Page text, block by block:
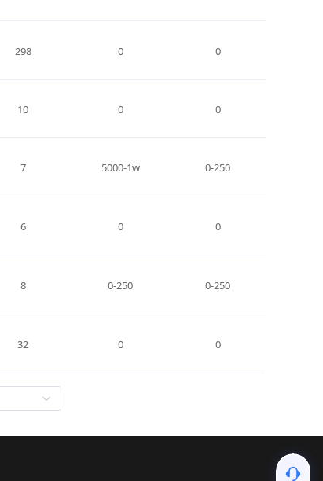
298 0 0
10 0 0
7 5000-1w 0-250
6 0 0
8 0-250 0-250
32 0 0